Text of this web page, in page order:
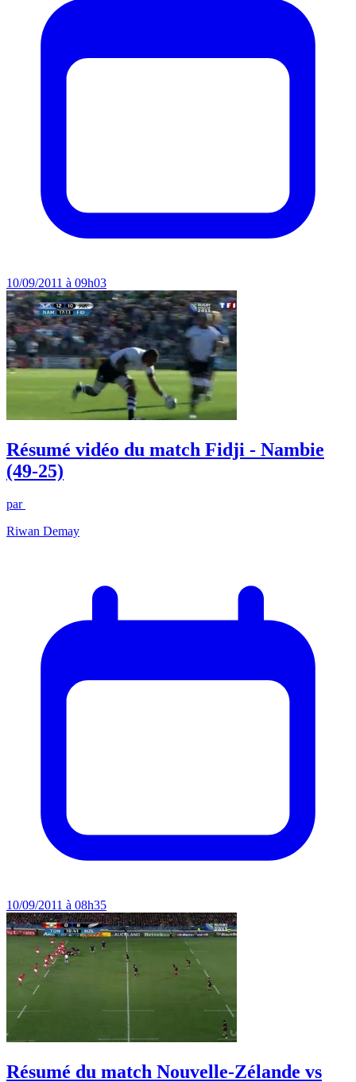
10/09/2011 à 09h03
Résumé vidéo du match Fidji - Nambie
(49-25)
par
Riwan Demay
10/09/2011 à 08h35
Résumé du match Nouvelle-Zélande vs